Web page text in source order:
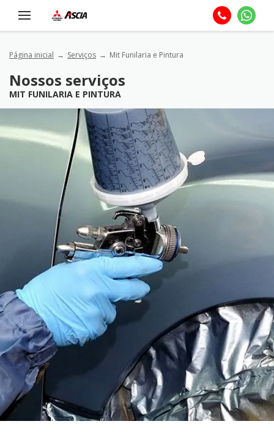
Página inicial Serviços Mit Funilaria e Pintura
Nossos serviços
MIT FUNILARIA E PINTURA